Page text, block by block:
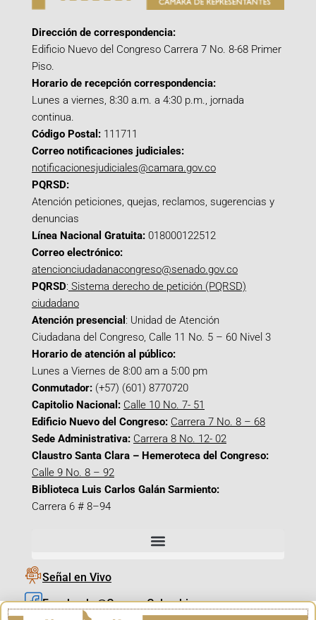
Dirección de correspondencia:
Edificio Nuevo del Congreso Carrera 7 No. 8-68 Primer
Piso.
Horario de recepción correspondencia:
Lunes a viernes, 8:30 a.m. a 4:30 p.m., jornada
continua.
Código Postal: 111711
Correo notificaciones judiciales:
notificacionesjudiciales@camara.gov.co
PQRSD:
Atención peticiones, quejas, reclamos, sugerencias y
denuncias
Línea Nacional Gratuita: 018000122512
Correo electrónico:
atencionciudadanacongreso@senado.gov.co
PQRSD: Sistema derecho de petición (PQRSD)
ciudadano
Atención presencial : Unidad de Atención
Ciudadana del Congreso, Calle 11 No. 5 – 60 Nivel 3
Horario de atención al público:
Lunes a Viernes de 8:00 am a 5:00 pm
Conmutador: (+57) (601) 8770720
Capitolio Nacional: Calle 10 No. 7- 51
Edificio Nuevo del Congreso: Carrera 7 No. 8 – 68
Sede Administrativa: Carrera 8 No. 12- 02
Claustro Santa Clara – Hemeroteca del Congreso:
Calle 9 No. 8 – 92
Biblioteca Luis Carlos Galán Sarmiento:
Carrera 6 # 8–94
Señal en Vivo
Facebook_@CamaraColombia